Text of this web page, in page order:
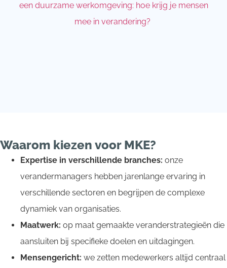
een duurzame werkomgeving: hoe krijg je mensen
mee in verandering?
Waarom kiezen voor MKE?
Expertise in verschillende branches: onze
verandermanagers hebben jarenlange ervaring in
verschillende sectoren en begrijpen de complexe
dynamiek van organisaties.
Maatwerk: op maat gemaakte veranderstrategieën die
aansluiten bij specifieke doelen en uitdagingen.
Mensengericht: we zetten medewerkers altijd centraal